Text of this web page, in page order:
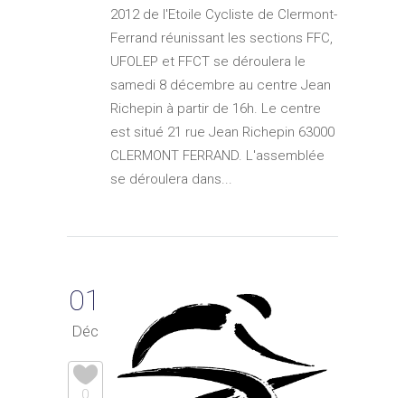
2012 de l'Etoile Cycliste de Clermont-
Ferrand réunissant les sections FFC,
UFOLEP et FFCT se déroulera le
samedi 8 décembre au centre Jean
Richepin à partir de 16h. Le centre
est situé 21 rue Jean Richepin 63000
CLERMONT FERRAND. L'assemblée
se déroulera dans...
01
Déc
0